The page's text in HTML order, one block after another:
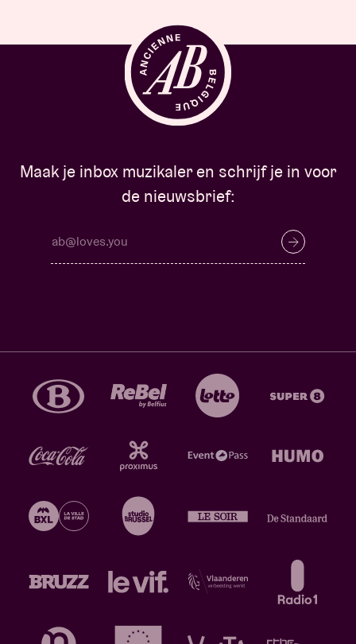
Maak je inbox muzikaler en schrijf je in voor
de nieuwsbrief: